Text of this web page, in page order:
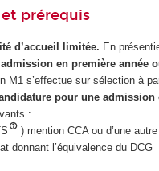
prérequis
d’accueil limitée. En
en première année
M1 s’effectue sur sélection à
pour une
:
) mention CCA ou d’une
donnant l’équivalence du DCG